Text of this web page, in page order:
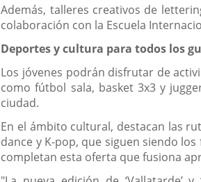
Además, talleres creativos de
colaboración con la Escuela
Deportes y cultura para todos los
Los jóvenes podrán disfrutar de
como fútbol sala, basket 3x3 y
ciudad.
En el ámbito cultural, destacan las
dance y K-pop, que siguen siendo los
completan esta oferta que fusiona